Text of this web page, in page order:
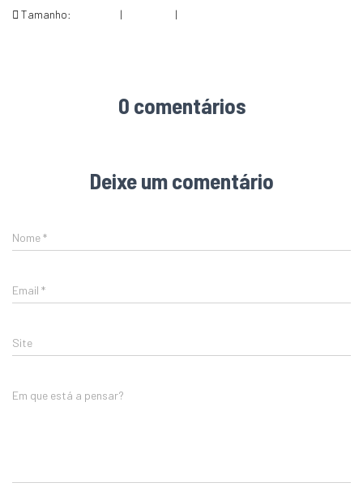
Tamanho: | |
0 comentários
Deixe um comentário
Nome*
Email *
Site
Em que está a pensar?